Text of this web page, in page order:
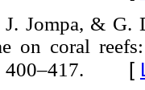
Jompa, & G.
on coral
400–417. [